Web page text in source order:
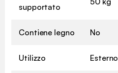
supportato
Contiene legno No
Utilizzo Esterno